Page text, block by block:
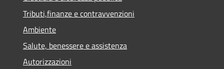
Tributi,finanze e contravvenzioni
Ambiente
Salute, benessere e assistenza
Autorizzazioni